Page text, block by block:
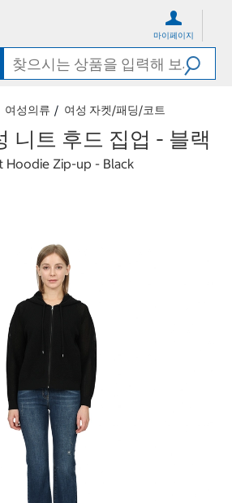
마이페이지
여성의류 여성 자켓/패딩/코트
니트 후드 집업 - 블랙
Hoodie Zip-up - Black